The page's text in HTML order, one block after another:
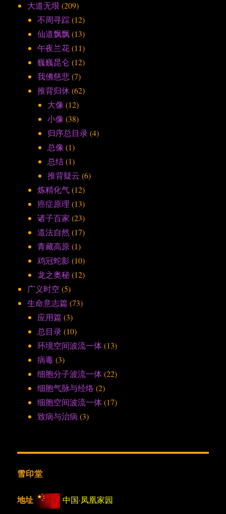
大道无垠 (209)
不周寻踪(12)
仙道飘飘(13)
午夜兰花(11)
巍巍昆仑 (12)
我佛慈悲 (7)
推背归休(62)
大像 (12)
小像 (38)
归序总目录(4)
总像 (1)
总结(1)
推背疑云 (6)
炼精化气(12)
癌症原理 (13)
诸子百家 (23)
道法自然 (17)
青藏高原(1)
鸡冠蛇影(10)
龙之奥秘(12)
广义时空 (5)
生命意志篇 (73)
应用篇 (3)
总目录(10)
环境空间波流一体(13)
病毒(3)
细胞分子波流一体(22)
细胞气脉与经络 (2)
细胞空间波流一体(17)
致病与治病 (3)
雪印堂
地址 中国·凤凰家园